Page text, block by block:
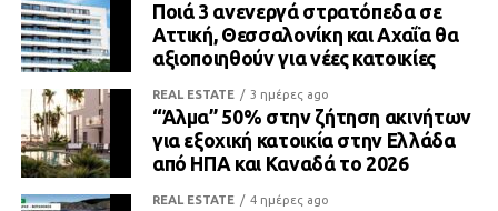
Ποιά 3 ανενεργά στρατόπεδα σε
Αττική, Θεσσαλονίκη και Αχαΐα θα
αξιοποιηθούν για νέες κατοικίες
REAL ESTATE 3 ημέρες ago
“Άλμα” 50% στην ζήτηση ακινήτων
για εξοχική κατοικία στην Ελλάδα
από ΗΠΑ και Καναδά το 2026
REAL ESTATE 4 ημέρες ago